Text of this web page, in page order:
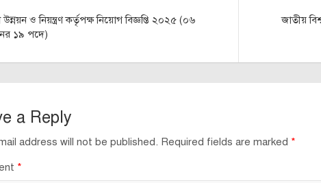
উন্নয়ন ও নিয়ন্ত্রণ কর্তৃপক্ষ নিয়োগ বিজ্ঞপ্তি ২০২৫ (০৬
১৯ পদে)
জাতীয়
a Reply
address will not be published. Required fields are marked *
*